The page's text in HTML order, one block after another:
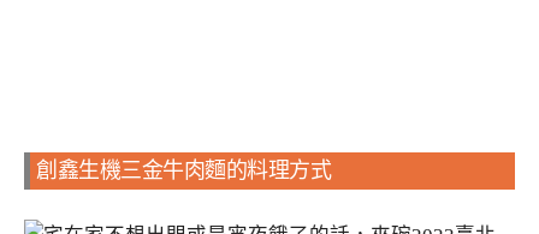
創鑫生機三金牛肉麵的料理方式